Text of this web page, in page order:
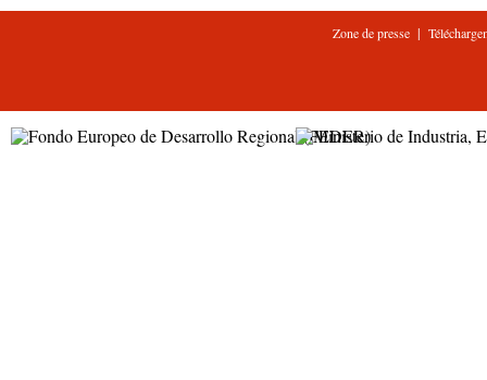
Zone de presse |